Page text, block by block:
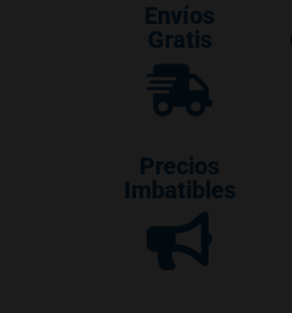
Envíos
Gratis
Precios
Imbatibles